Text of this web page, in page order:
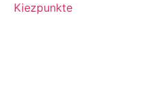
Kiezpunkte